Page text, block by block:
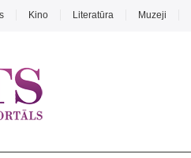
Kino Literatūra Muzeji